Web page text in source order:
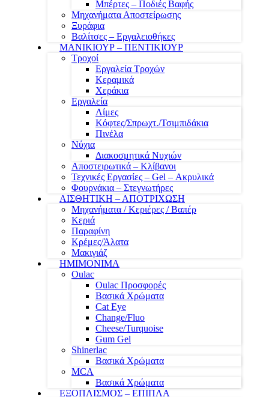
Μπέρτες – Ποδιές Βαφής
Μηχανήματα Αποστείρωσης
Ξυράφια
Βαλίτσες – Εργαλειοθήκες
ΜΑΝΙΚΙΟΥΡ – ΠΕΝΤΙΚΙΟΥΡ
Τροχοί
Εργαλεία Τροχών
Κεραμικά
Χεράκια
Εργαλεία
Λίμες
Κόφτες/Σπρωχτ./Τσιμπιδάκια
Πινέλα
Νύχια
Διακοσμητικά Νυχιών
Αποστειρωτικά – Κλίβανοι
Τεχνικές Εργασίες – Gel – Ακρυλικά
Φουρνάκια – Στεγνωτήρες
ΑΙΣΘΗΤΙΚΗ – ΑΠΟΤΡΙΧΩΣΗ
Μηχανήματα / Κεριέρες / Βαπέρ
Κεριά
Παραφίνη
Κρέμες/Άλατα
Μακιγιάζ
ΗΜΙΜΟΝΙΜΑ
Oulac
Oulac Προσφορές
Βασικά Χρώματα
Cat Eye
Change/Fluo
Cheese/Turquoise
Gum Gel
Shinerlac
Βασικά Χρώματα
MCA
Βασικά Χρώματα
ΕΞΟΠΛΙΣΜΟΣ – ΕΠΙΠΛΑ